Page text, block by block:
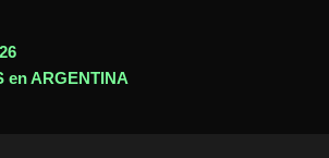
en ARGENTINA